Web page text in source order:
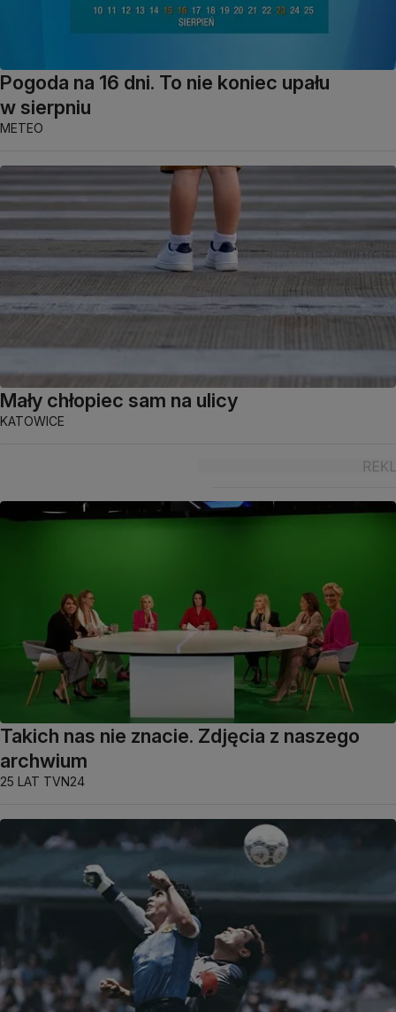
Pogoda na 16 dni. To nie koniec upału
w sierpniu
METEO
Mały chłopiec sam na ulicy
KATOWICE
Takich nas nie znacie. Zdjęcia z naszego
archwium
25 LAT TVN24